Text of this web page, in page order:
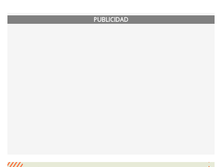
PUBLICIDAD